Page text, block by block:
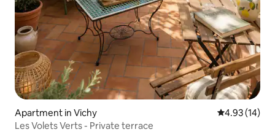
Apartment in Vichy 4.93 out of 5
4.93 (14)
Les Volets Verts - Private terrace